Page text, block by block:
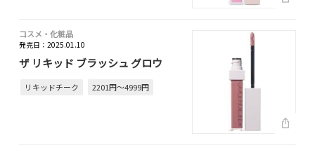
コスメ・化粧品
発売日：2025.01.10
ザ リキッド ブラッシュ グロウ
リキッドチーク 2201円～4999円